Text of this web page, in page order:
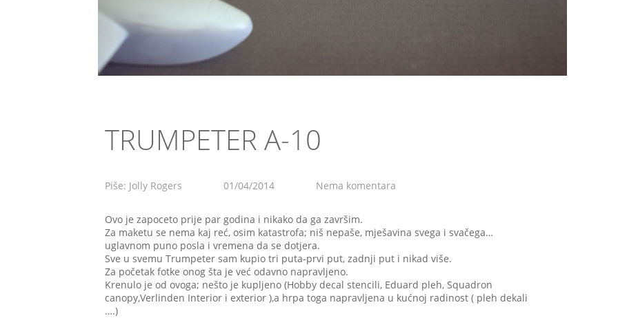
TRUMPETER A-10
Piše: Jolly Rogers 01/04/2014 Nema komentara
Ovo je zapoceto prije par godina i nikako da ga završim.
Za maketu se nema kaj reć, osim katastrofa; niš nepaše, mješavina svega i svačega…
uglavnom puno posla i vremena da se dotjera.
Sve u svemu Trumpeter sam kupio tri puta-prvi put, zadnji put i nikad više.
Za početak fotke onog šta je već odavno napravljeno.
Krenulo je od ovoga; nešto je kupljeno (Hobby decal stencili, Eduard pleh, Squadron
canopy,Verlinden Interior i exterior ),a hrpa toga napravljena u kućnoj radinost ( pleh dekali
….)